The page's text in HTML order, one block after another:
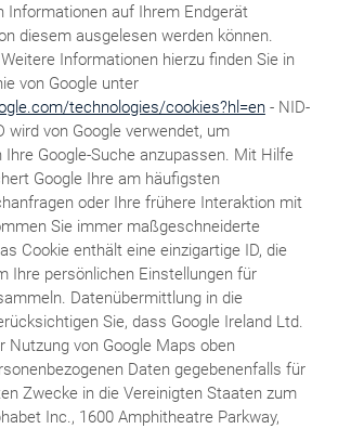
Informationen auf Ihrem Endgerät
diesem ausgelesen werden können.
Informationen hierzu finden Sie in
von Google unter
technologies/cookies?hl=en- NID-
wird von Google verwendet, um
Ihre Google-Suche anzupassen. Mit Hilfe
Google Ihre am häufigsten
oder Ihre frühere Interaktion mit
Sie immer maßgeschneiderte
Cookie enthält eine einzigartige ID, die
Ihre persönlichen Einstellungen für
Datenübermittlung in die
Sie, dass Google Ireland Ltd.
Nutzung von Google Maps oben
Daten gegebenenfalls für
Zwecke in die Vereinigten Staaten zum
Inc., 1600 Amphitheatre Parkway,